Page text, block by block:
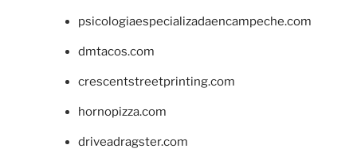
psicologiaespecializadaencampeche.com
dmtacos.com
crescentstreetprinting.com
hornopizza.com
driveadragster.com